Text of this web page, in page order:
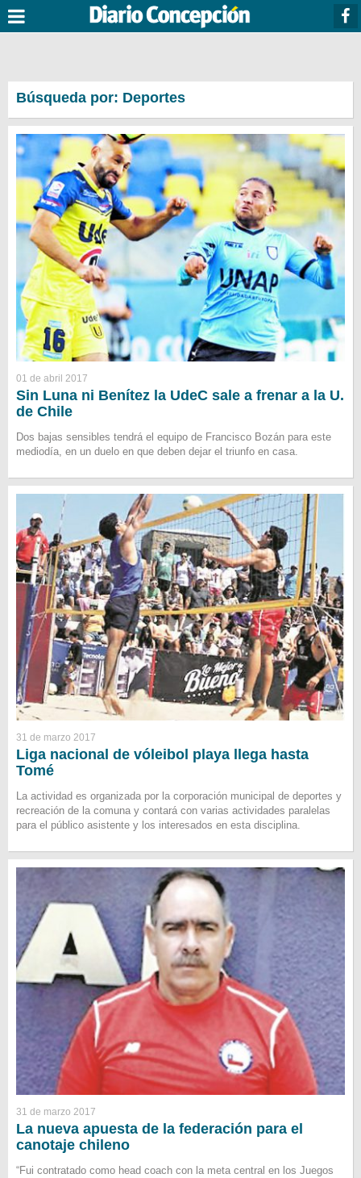
Búsqueda por: Deportes
01 de abril 2017
Sin Luna ni Benítez la UdeC sale a frenar a la U.
de Chile
Dos bajas sensibles tendrá el equipo de Francisco Bozán para este
mediodía, en un duelo en que deben dejar el triunfo en casa.
31 de marzo 2017
Liga nacional de vóleibol playa llega hasta
Tomé
La actividad es organizada por la corporación municipal de deportes y
recreación de la comuna y contará con varias actividades paralelas
para el público asistente y los interesados en esta disciplina.
31 de marzo 2017
La nueva apuesta de la federación para el
canotaje chileno
“Fui contratado como head coach con la meta central en los Juegos